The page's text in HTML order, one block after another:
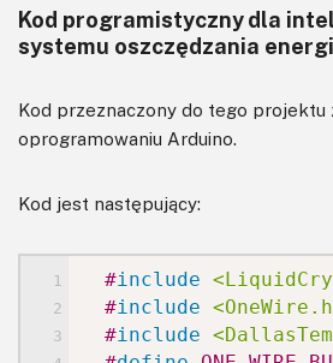
Kod programistyczny dla
systemu oszczędzania
Kod przeznaczony do tego projektu
oprogramowaniu Arduino.
Kod jest następujący:
#include
#include
#include